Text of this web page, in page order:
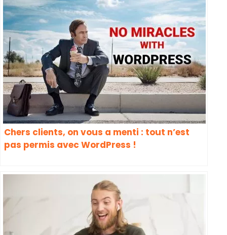
Chers clients, on vous a menti : tout n’est
pas permis avec WordPress !